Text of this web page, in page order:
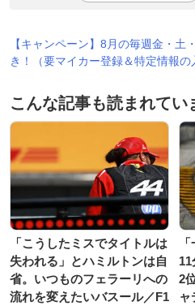
【キャンペーン】8月の毎週金・土
き！（要マイカー登録＆特定情報の
こんな記事も読まれてい
「こうしたミスでタイトルは
失われる」とハミルトンは自
省。いつものフェラーリへの
流れを変えたいバスール／F1
2
ャ